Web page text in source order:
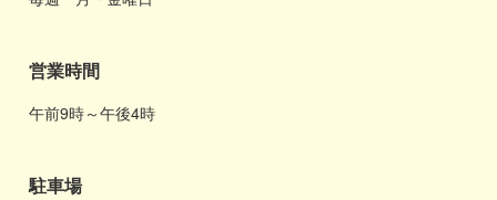
営業時間
午前9時～午後4時
駐車場